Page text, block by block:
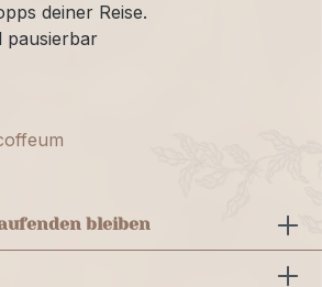
deiner Reise.
pausierbar
bleiben